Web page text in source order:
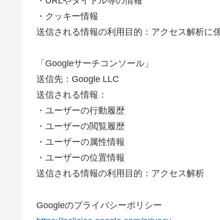
・クッキー情報
送信される情報の利用目的：アクセス解析に
「Googleサーチコンソール」
送信先：Google LLC
送信される情報：
・ユーザーの行動履歴
・ユーザーの閲覧履歴
・ユーザーの属性情報
・ユーザーの位置情報
送信される情報の利用目的：アクセス解析
Googleのプライバシーポリシー